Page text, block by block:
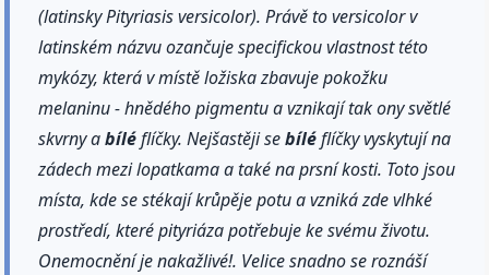
(latinsky Pityriasis versicolor). Právě to versicolor v
latinském názvu ozančuje specifickou vlastnost této
mykózy, která v místě ložiska zbavuje pokožku
melaninu - hnědého pigmentu a vznikají tak ony světlé
skvrny abíléflíčky. Nejšastěji sebíléflíčky vyskytují na
zádech mezi lopatkama a také na prsní kosti. Toto jsou
místa, kde se stékají krůpěje potu a vzniká zde vlhké
prostředí, které pityriáza potřebuje ke svému životu.
Onemocnění je nakažlivé!. Velice snadno se roznáší